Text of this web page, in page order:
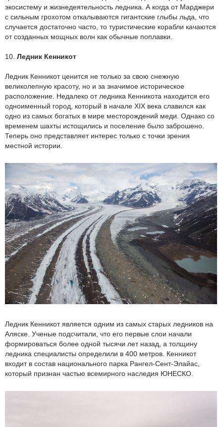
экосистему и жизнедеятельность ледника. А когда от Марджери
с сильным грохотом откалываются гигантские глыбы льда, что
случается достаточно часто, то туристические корабли качаются
от созданных мощных волн как обычные поплавки.
10. Ледник Кенникот
Ледник Кенникот ценится не только за свою снежную
великолепную красоту, но и за значимое историческое
расположение. Недалеко от ледника Кенникота находится его
одноименный город, который в начале XIX века славился как
одно из самых богатых в мире месторождений меди. Однако со
временем шахты истощились и поселение было заброшено.
Теперь оно представляет интерес только с точки зрения
местной истории.
Ледник Кенникот является одним из самых старых ледников на
Аляске. Ученые подсчитали, что его первые слои начали
формироваться более одной тысячи лет назад, а толщину
ледника специалисты определили в 400 метров. Кенникот
входит в состав национального парка Рангел-Сент-Элайас,
который признан частью всемирного наследия ЮНЕСКО.